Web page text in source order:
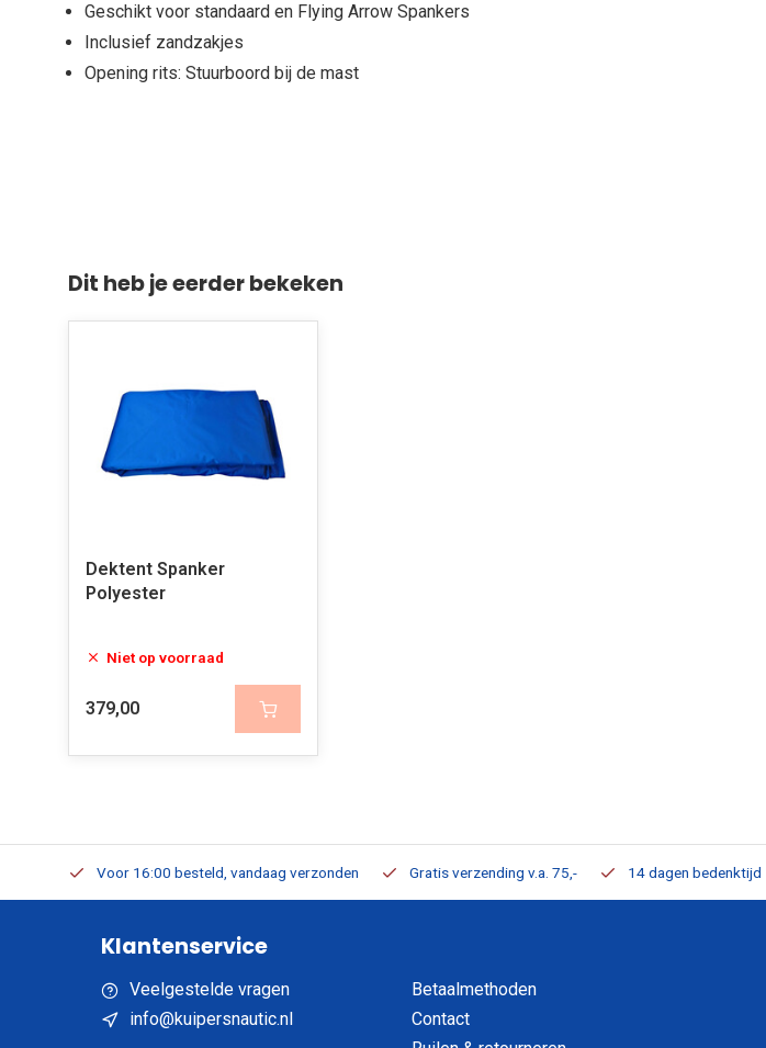
Geschikt voor standaard en Flying Arrow Spankers
Inclusief zandzakjes
Opening rits: Stuurboord bij de mast
Dit heb je eerder bekeken
Dektent Spanker
Polyester
Niet op voorraad
379,00
Voor 16:00 besteld, vandaag verzonden Gratis verzending v.a. 75,- 14 dagen bedenktijd
Klantenservice
Veelgestelde vragen
info@kuipersnautic.nl
Betaalmethoden
Contact